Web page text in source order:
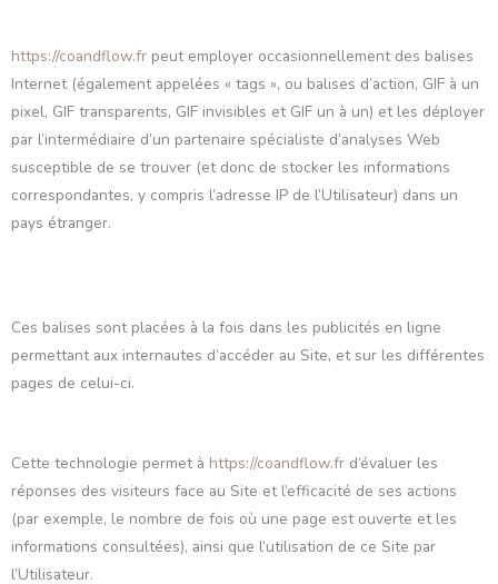
https://coandflow.fr peut employer occasionnellement des balises
Internet (également appelées « tags », ou balises d’action, GIF à un
pixel, GIF transparents, GIF invisibles et GIF un à un) et les déployer
par l’intermédiaire d’un partenaire spécialiste d’analyses Web
susceptible de se trouver (et donc de stocker les informations
correspondantes, y compris l’adresse IP de l’Utilisateur) dans un
pays étranger.
Ces balises sont placées à la fois dans les publicités en ligne
permettant aux internautes d’accéder au Site, et sur les différentes
pages de celui-ci.
Cette technologie permet à https://coandflow.fr d’évaluer les
réponses des visiteurs face au Site et l’efficacité de ses actions
(par exemple, le nombre de fois où une page est ouverte et les
informations consultées), ainsi que l’utilisation de ce Site par
l’Utilisateur.